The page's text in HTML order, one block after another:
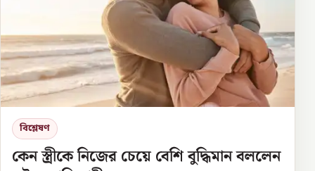
বিশ্লেষণ
কেন স্ত্রীকে নিজের চেয়ে বেশি বুদ্ধিমান বললেন